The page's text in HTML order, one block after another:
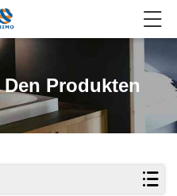
Produkten